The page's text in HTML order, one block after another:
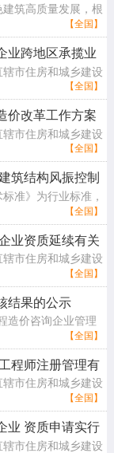
筑高质量发展，根
展了2020年度全
【全国】
业跨地区承揽业
通知
市住房和城乡建设
设兵团住房和城乡
【全国】
价改革工作方案
市住房和城乡建设
为贯彻落实党的十
【全国】
筑结构风振控制
准》为行业标准，
。本标准在住房和
【全国】
业资质延续有关
市住房和城乡建设
设兵团住房和城乡
【全国】
结果的公示
造价咨询企业管理
造价咨询甲级资质
【全国】
程师注册管理有
市住房和城乡建设
国务院有关部门造
【全国】
业 资质申请实行
市住房和城乡建设